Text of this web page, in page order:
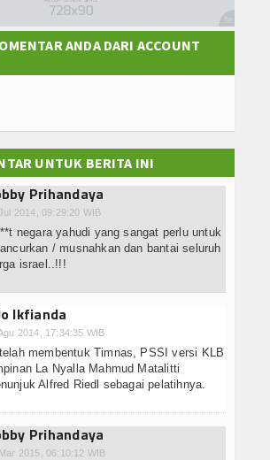
ANDA DARI ACCOUNT
UNTUK BERITA INI
Prihandaya
2014, 09:29:20 WIB
negara yahudi yang sangat perlu untuk
/ musnahkan dan bantai seluruh
israel..!!!
Ikfianda
2014, 17:34:35 WIB
membentuk Timnas, PSSI versi KLB
La Nyalla Mahmud Matalitti
Alfred Riedl sebagai pelatihnya.
Prihandaya
2015, 06:10:12 WIB